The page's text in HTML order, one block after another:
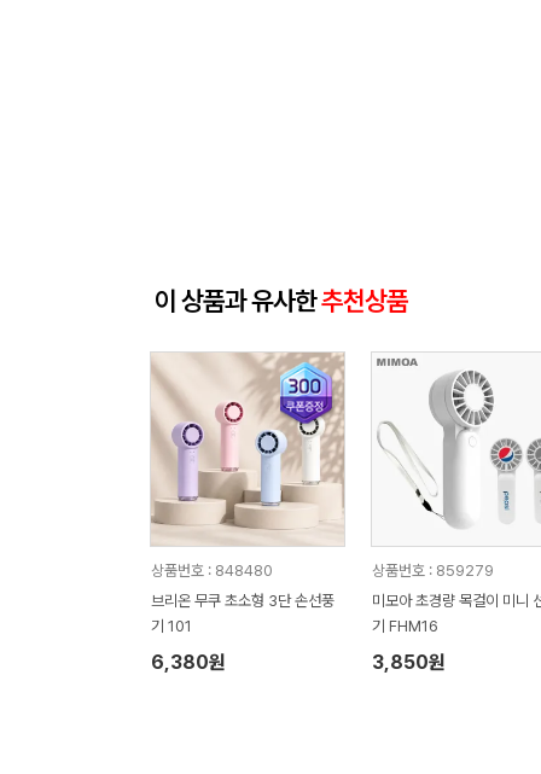
이 상품과 유사한추천상품
상품번호 : 848480
브리온 무쿠 초소형 3단 손선풍
기 101
6,380원
상품번호 : 859279
미모아 초경량 목걸이 미니
기 FHM16
3,850원